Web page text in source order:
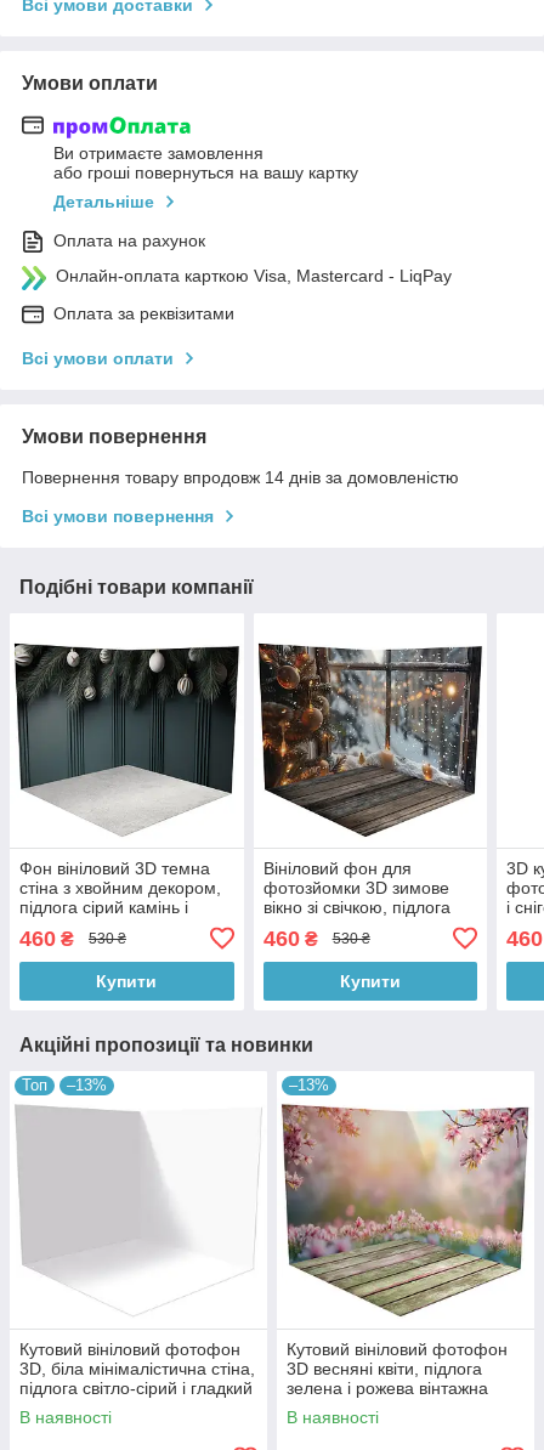
Всі умови доставки
Умови оплати
Ви отримаєте замовлення
або гроші повернуться на вашу картку
Детальніше
Оплата на рахунок
Онлайн-оплата карткою Visa, Mastercard - LiqPay
Оплата за реквізитами
Всі умови оплати
Умови повернення
Повернення товару впродовж 14 днів за домовленістю
Всі умови повернення
Подібні товари компанії
Фон вініловий 3D темна
стіна з хвойним декором,
підлога сірий камінь і
світле дерево, 50×50 см,
№58580
460 ₴ 530 ₴
Купити
Вініловий фон для
фотозйомки 3D зимове
вікно зі свічкою, підлога
дерево, 50×50 см,
№58553
460₴ 530 ₴
Купити
3D
і
460
Акційні пропозиції та новинки
Топ –13%
Кутовий вініловий фотофон
3D, біла мінімалістична стіна,
підлога світло-сірий і гладкий
бетон, 50×50 см, №58301
В наявності
–13%
Кутовий вініловий фотофон
3D весняні квіти, підлога
зелена і рожева вінтажна
дошка, 50×50 см, №58615
В наявності